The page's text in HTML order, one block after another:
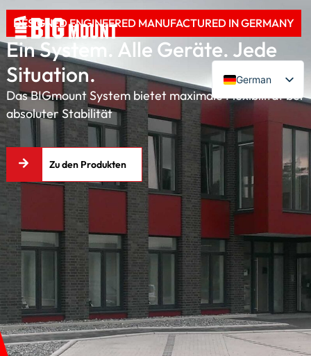
German
English
DESIGNED ENGINEERED MANUFACTURED IN GERMANY
Ein System. Alle Geräte. Jede
Situation.
Das BIGmount System bietet maximale Flexibilität bei
absoluter Stabilität
Zu den Produkten